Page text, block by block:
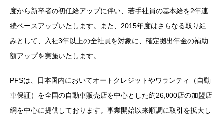
度から新卒者の初任給アップに伴い、若手社員の基本給を2年連
続ベースアップいたします。また、2015年度はさらなる取り組
みとして、入社3年以上の全社員を対象に、確定拠出年金の補助
額アップを実施いたします。
PFSは、日本国内においてオートクレジットやワランティ（自動
車保証）を全国の自動車販売店を中心とした約26,000店の加盟店
網を中心に提供しております。事業開始以来順調に取引を拡大し